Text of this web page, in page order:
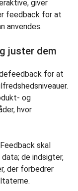
giver
feedback for at
anvendes.
juster dem
for at
og
hvor
Feedback skal
de indsigter,
der forbedrer